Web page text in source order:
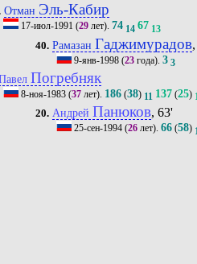
Отман Эль-Кабир
17-июл-1991 (29лет). 74 14 67 13
40. Рамазан Гаджимурадов
9-янв-1998 (23 года).3 3
Погребняк
8-ноя-1983(37лет). 186(38) 11 137(25)
20. Андрей Панюков, 63'
25-сен-1994 (26 лет).66 (58)